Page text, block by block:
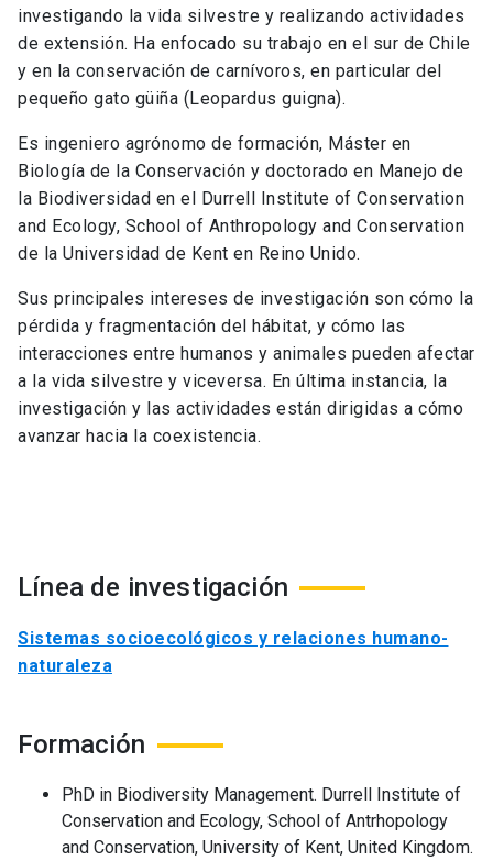
investigando la vida silvestre y realizando actividades
de extensión. Ha enfocado su trabajo en el sur de Chile
y en la conservación de carnívoros, en particular del
pequeño gato güiña (Leopardus guigna).
Es ingeniero agrónomo de formación, Máster en
Biología de la Conservación y doctorado en Manejo de
la Biodiversidad en el Durrell Institute of Conservation
and Ecology, School of Anthropology and Conservation
de la Universidad de Kent en Reino Unido.
Sus principales intereses de investigación son cómo la
pérdida y fragmentación del hábitat, y cómo las
interacciones entre humanos y animales pueden afectar
a la vida silvestre y viceversa. En última instancia, la
investigación y las actividades están dirigidas a cómo
avanzar hacia la coexistencia.
Línea de investigación
Sistemas socioecológicos y relaciones humano-
naturaleza
Formación
PhD in Biodiversity Management. Durrell Institute of
Conservation and Ecology, School of Antrhopology
and Conservation, University of Kent, United Kingdom.